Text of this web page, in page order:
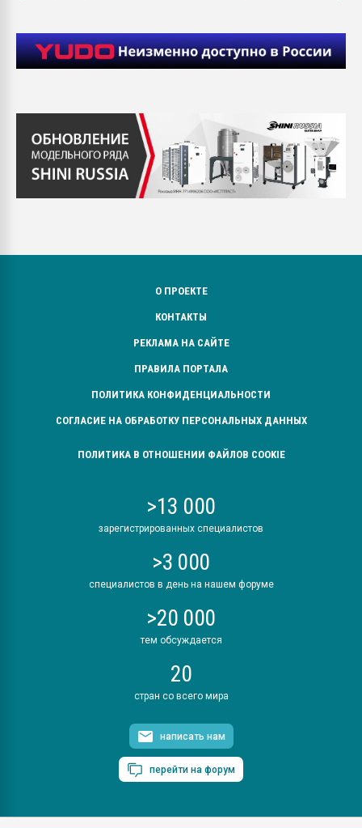
О ПРОЕКТЕ
КОНТАКТЫ
РЕКЛАМА НА САЙТЕ
ПРАВИЛА ПОРТАЛА
ПОЛИТИКА КОНФИДЕНЦИАЛЬНОСТИ
СОГЛАСИЕ НА ОБРАБОТКУ ПЕРСОНАЛЬНЫХ ДАННЫХ
ПОЛИТИКА В ОТНОШЕНИИ ФАЙЛОВ COOKIE
>13 000
зарегистрированных специалистов
>3 000
специалистов в день на нашем форуме
>20 000
тем обсуждается
20
стран со всего мира
написать нам
перейти на форум